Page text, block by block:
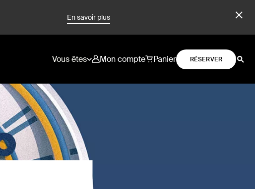
En savoir plus
Vous êtes Mon compte Panier RÉSERVER